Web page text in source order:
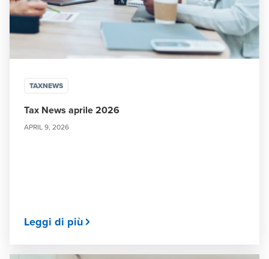
TAXNEWS
Tax News aprile 2026
APRIL 9, 2026
Leggi di più